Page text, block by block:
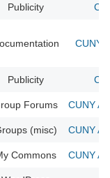
Publicity
CUNY
Publicity
Forums CUNY
(misc) CUNY
Commons CUNY